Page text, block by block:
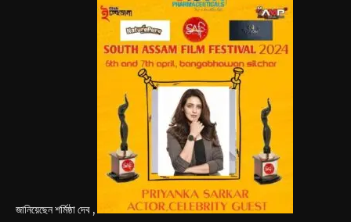
জানিয়েছেন শর্মিষ্ঠা দেব ,